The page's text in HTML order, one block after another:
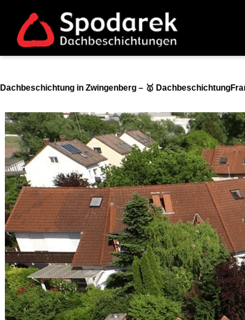
Dachbeschichtung in Zwingenberg – 🥇